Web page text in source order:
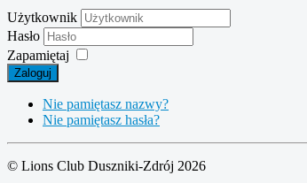
Użytkownik
Hasło
Zapamiętaj
Zaloguj
Nie pamiętasz nazwy?
Nie pamiętasz hasła?
© Lions Club Duszniki-Zdrój 2026